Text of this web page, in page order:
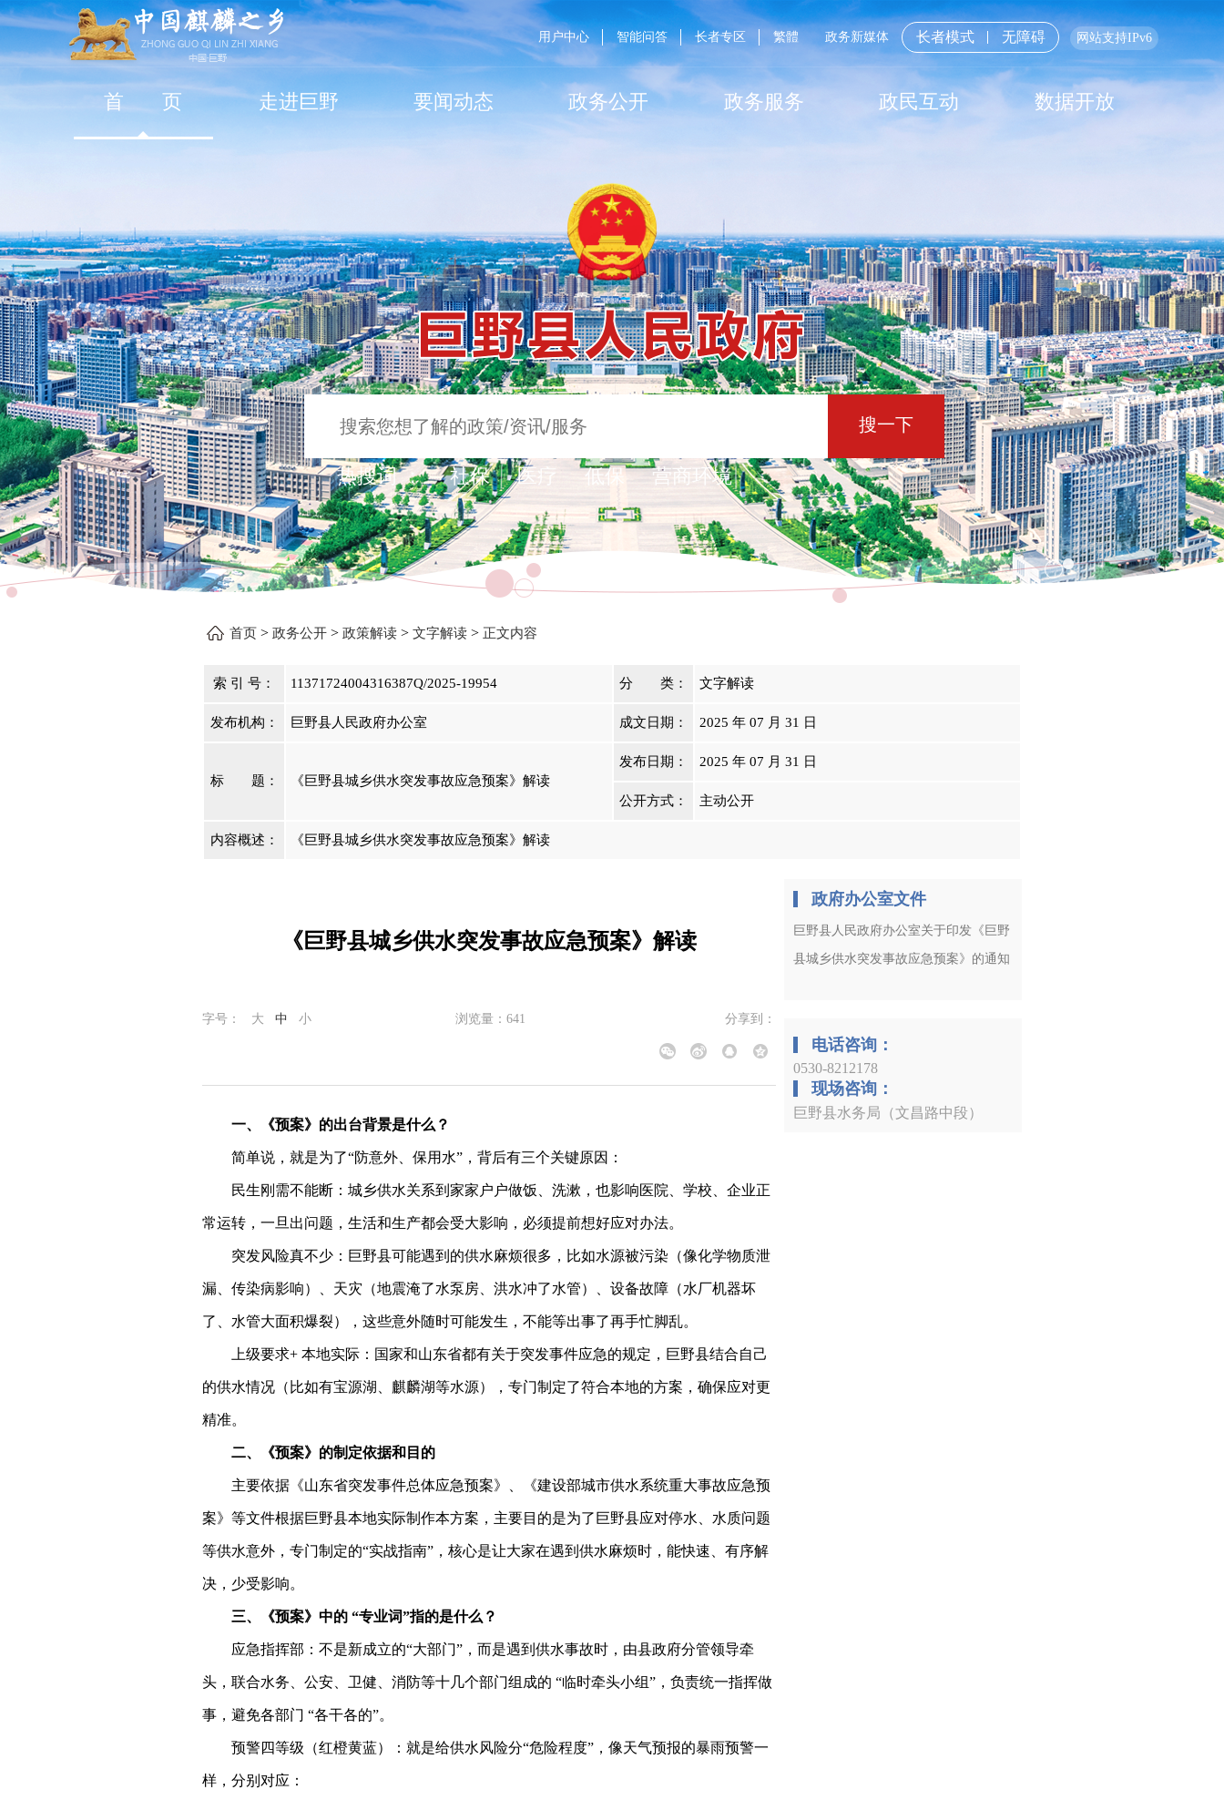
用户中心 智能问答 长者专区 繁體 政务新媒体 长者模式 无障碍 网站支持IPv6
首 页 走进巨野 要闻动态 政务公开 政务服务 政民互动 数据开放
搜一下
热搜词 ： 社保 医疗 低保 营商环境
首页> 政务公开> 政策解读> 文字解读> 正文内容
索 引 号： 11371724004316387Q/2025-19954 分 类： 文字解读
发布机构： 巨野县人民政府办公室 成文日期： 2025 年 07 月 31 日
标 题： 《巨野县城乡供水突发事故应急预案》解读
发布日期： 2025 年 07 月 31 日
公开方式： 主动公开
内容概述： 《巨野县城乡供水突发事故应急预案》解读
《巨野县城乡供水突发事故应急预案》解读
字号： 大 中 小 浏览量：641 分享到：
一、 《预案》的出台背景是什么 ？
简单说，就是为了“防意外、保用水”，背后有三个关键原因：
民生刚需不能断：城乡供水关系到家家户户做饭、洗漱，也影响医院、学校、企业正
常运转，一旦出问题，生活和生产都会受大影响，必须提前想好应对办法。
突发风险真不少：巨野县可能遇到的供水麻烦很多，比如水源被污染（像化学物质泄
漏、传染病影响）、天灾（地震淹了水泵房、洪水冲了水管）、设备故障（水厂机器坏
了、水管大面积爆裂），这些意外随时可能发生，不能等出事了再手忙脚乱。
上级要求+ 本地实际：国家和山东省都有关于突发事件应急的规定，巨野县结合自己
的供水情况（比如有宝源湖、麒麟湖等水源） ，专门制定了符合本地的方案，确保应对更
精准。
二、 《预案》的制定依据和目的
主要依据《山东省突发事件总体应急预案》、《建设部城市供水系统重大事故应急预
案》等文件根据巨野县本地实际制作本方案，主要目的是为了巨野县应对停水、水质问题
等供水意外，专门制定的“实战指南”，核心是让大家在遇到供水麻烦时，能快速、有序解
决，少受影响。
三、 《预案》中的 “专业词”指的是什么？
应急指挥部：不是新成立的“大部门”，而是遇到供水事故时，由县政府分管领导牵
头，联合水务、公安、卫健、消防等十几个部门组成的 “临时牵头小组”，负责统一指挥做
事，避免各部门 “各干各的”。
预警四等级（红橙黄蓝）：就是给供水风险分“危险程度”，像天气预报的暴雨预警一
样， 分别对应 ：
政府办公室文件
巨野县人民政府办公室关于印发《巨野
县城乡供水突发事故应急预案》的通知
电话咨询：
0530-8212178
现场咨询：
巨野县水务局（文昌路中段）